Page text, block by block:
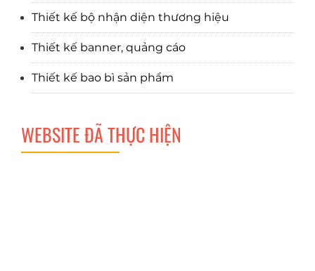
Thiết kế bộ nhận diện thương hiệu
Thiết kế banner, quảng cáo
Thiết kế bao bì sản phẩm
WEBSITE ĐÃ THỰC HIỆN